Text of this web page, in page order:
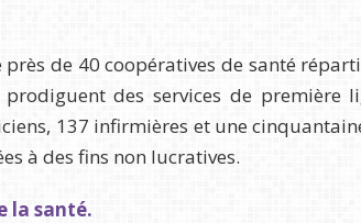
de 40 coopératives de santé
des services de première
137 infirmières et une
à des fins non lucratives.
la santé.